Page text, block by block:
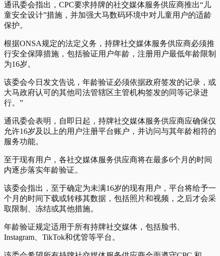
通讯委会指出，CPC要求持牌的社交媒体服务供应商推出“儿
童安全设计”措施，并加强大马数码环境中对儿童用户的适龄
保护。
根据ONSA规定的法定义务，持牌社交媒体服务供应商必须推
行安全保障措施，包括验证用户年龄，注册用户最低年龄限制
为16岁。
该委会今日发文告说，年龄验证必须依据政府签发的记录，或
大马政府认可的其他司法管辖区主管机构签发的同等记录进
行。”
通讯委会表明，自即日起，持牌社交媒体服务供应商应确保仅
允许16岁及以上的用户注册平台账户，并访问与其年龄相符的
服务功能。
至于现有用户，各社交媒体服务供应商将在最多6个月的时间
内逐步落实年龄验证。
该委会指出，至于确定为未满16岁的现有用户，平台将给予一
个月的时间下载或转移其数据，包括照片和视频，之后才会采
取限制、冻结或其他措施。
年龄验证规定适用于所有持牌社交媒体，包括脸书、
Instagram、TikTok和优管等平台。